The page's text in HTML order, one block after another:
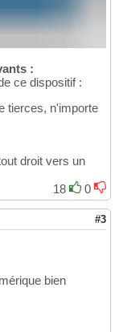
:
ce dispositif :
tierces, n'importe
droit vers un
18
0
#3
bien